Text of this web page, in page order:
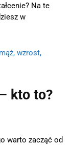
Na te
w
wzrost,
kto to?
warto zacząć od